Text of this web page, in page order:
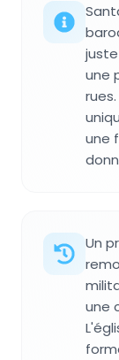
une
une
Un
une